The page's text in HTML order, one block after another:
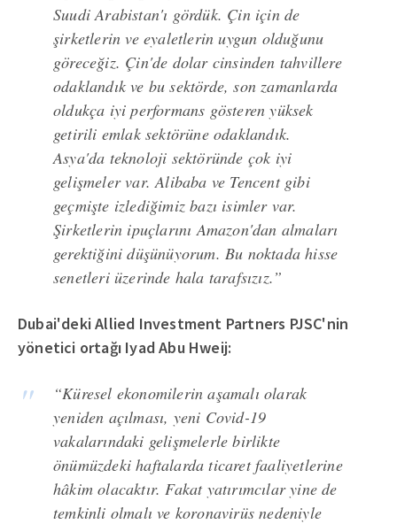
Suudi Arabistan'ı gördük. Çin için de
şirketlerin ve eyaletlerin uygun olduğunu
göreceğiz. Çin'de dolar cinsinden tahvillere
odaklandık ve bu sektörde, son zamanlarda
oldukça iyi performans gösteren yüksek
getirili emlak sektörüne odaklandık.
Asya'da teknoloji sektöründe çok iyi
gelişmeler var. Alibaba ve Tencent gibi
geçmişte izlediğimiz bazı isimler var.
Şirketlerin ipuçlarını Amazon'dan almaları
gerektiğini düşünüyorum. Bu noktada hisse
senetleri üzerinde hala tarafsızız.”
Dubai'deki Allied Investment Partners PJSC'nin
yönetici ortağı Iyad Abu Hweij:
“Küresel ekonomilerin aşamalı olarak
yeniden açılması, yeni Covid-19
vakalarındaki gelişmelerle birlikte
önümüzdeki haftalarda ticaret faaliyetlerine
hâkim olacaktır. Fakat yatırımcılar yine de
temkinli olmalı ve koronavirüs nedeniyle